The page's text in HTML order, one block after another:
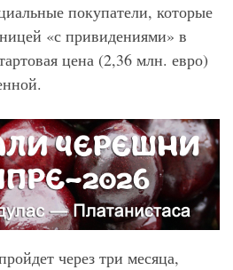
покупатели, которые
«с привидениями» в
цена (2,36 млн. евро)
через три месяца,